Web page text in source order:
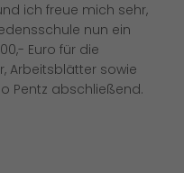
ich freue mich sehr,
nun ein
Euro für die
Arbeitsblätter sowie
Pentz abschließend.